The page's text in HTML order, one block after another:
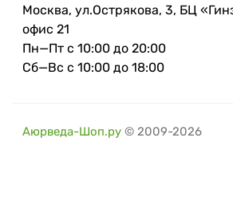
Москва, ул.Острякова, 3, БЦ
офис 21
Пн—Пт с 10:00 до 20:00
Сб—Вс с 10:00 до 18:00
Аюрведа-Шоп.ру © 2009-2026